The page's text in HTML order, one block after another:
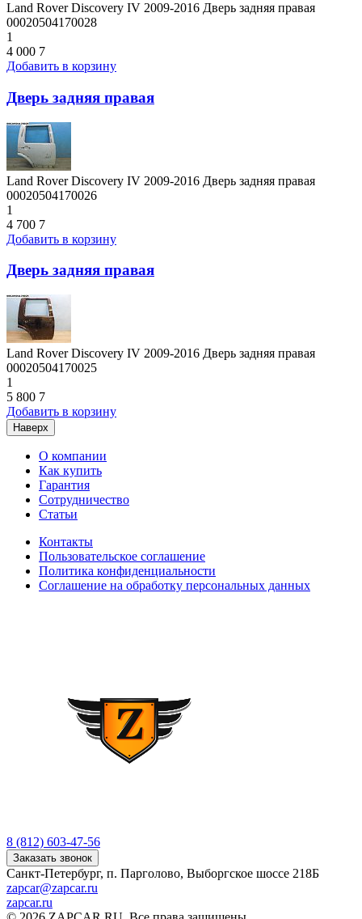
Land Rover Discovery IV 2009-2016 Дверь задняя правая
00020504170028
1
4 000 7
Добавить в корзину
Дверь задняя правая
Land Rover Discovery IV 2009-2016 Дверь задняя правая
00020504170026
1
4 700 7
Добавить в корзину
Дверь задняя правая
Land Rover Discovery IV 2009-2016 Дверь задняя правая
00020504170025
1
5 800 7
Добавить в корзину
Наверх
О компании
Как купить
Гарантия
Сотрудничество
Статьи
Контакты
Пользовательское соглашение
Политика конфиденциальности
Соглашение на обработку персональных данных
8 (812) 603-47-56
Заказать звонок
Санкт-Петербург, п. Парголово, Выборгское шоссе 218Б
zapcar@zapcar.ru
zapcar.ru